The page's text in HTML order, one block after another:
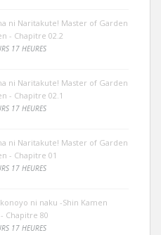
ni Naritakute! Master of Garden
- Chapitre 02.2
17 HEURES
ni Naritakute! Master of Garden
- Chapitre 02.1
17 HEURES
ni Naritakute! Master of Garden
- Chapitre 01
17 HEURES
ni naku -Shin Kamen
Chapitre 80
17 HEURES